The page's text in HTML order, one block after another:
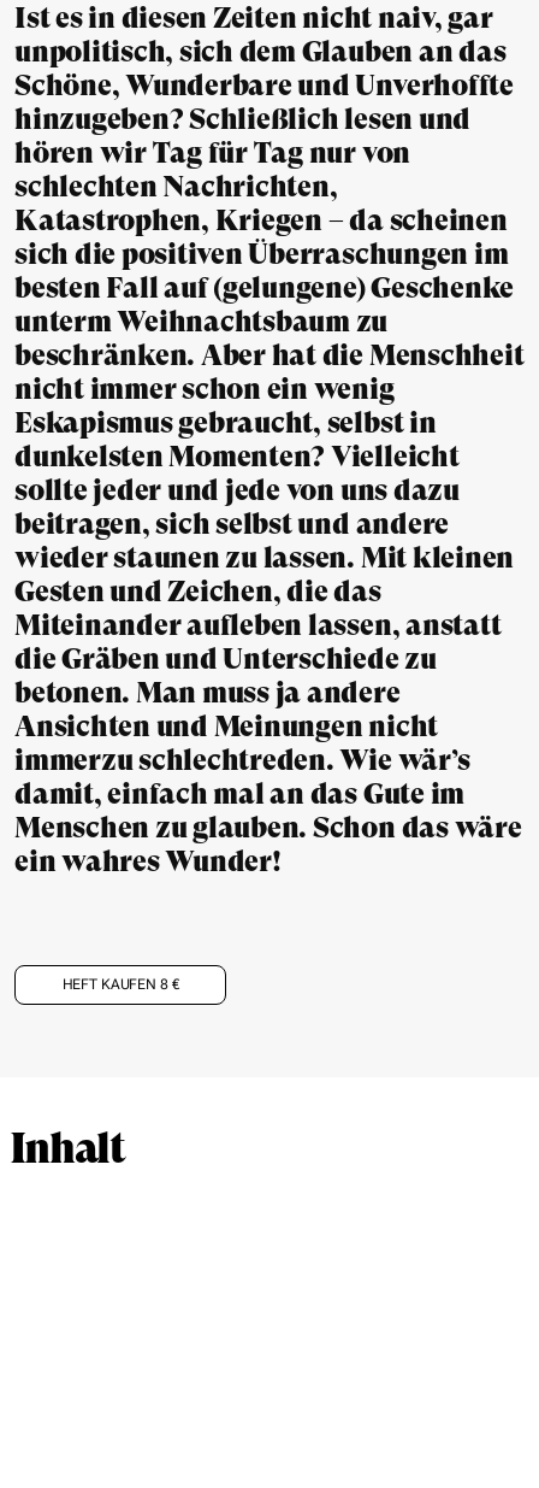
Ist es in diesen Zeiten nicht naiv, gar
unpolitisch, sich dem Glauben an das
Schöne, Wunderbare und Unverhoffte
hinzugeben? Schließlich lesen und
hören wir Tag für Tag nur von
schlechten Nachrichten,
Katastrophen, Kriegen – da scheinen
sich die positiven Überraschungen im
besten Fall auf (gelungene) Geschenke
unterm Weihnachtsbaum zu
beschränken. Aber hat die Menschheit
nicht immer schon ein wenig
Eskapismus gebraucht, selbst in
dunkelsten Momenten? Vielleicht
sollte jeder und jede von uns dazu
beitragen, sich selbst und andere
wieder staunen zu lassen. Mit kleinen
Gesten und Zeichen, die das
Miteinander aufleben lassen, anstatt
die Gräben und Unterschiede zu
betonen. Man muss ja andere
Ansichten und Meinungen nicht
immerzu schlechtreden. Wie wär’s
damit, einfach mal an das Gute im
Menschen zu glauben. Schon das wäre
ein wahres Wunder!
HEFT KAUFEN 8 €
Inhalt